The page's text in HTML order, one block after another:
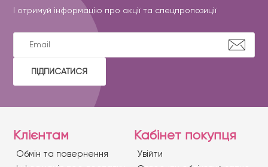
І отримуй інформацію про акції та спецпропозиції
ПІДПИСАТИСЯ
Клієнтам
Обмін та повернення
Кабінет покупця
Увійти